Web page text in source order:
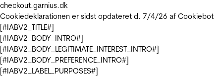
checkout.garnius.dk
Cookiedeklarationen er sidst opdateret d. 7/4/26 af Cookiebot
[#IABV2_TITLE#]
[#IABV2_BODY_INTRO#]
[#IABV2_BODY_LEGITIMATE_INTEREST_INTRO#]
[#IABV2_BODY_PREFERENCE_INTRO#]
[#IABV2_LABEL_PURPOSES#]